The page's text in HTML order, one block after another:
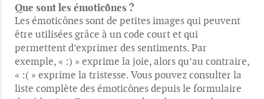
Que sont les émoticônes ?
Les émoticônes sont de petites images qui peuvent
être utilisées grâce à un code court et qui
permettent d’exprimer des sentiments. Par
exemple, « :) » exprime la joie, alors qu’au contraire,
« :( » exprime la tristesse. Vous pouvez consulter la
liste complète des émoticônes depuis le formulaire